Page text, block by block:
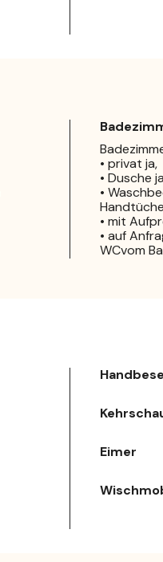
• privat ja,
• Dusche
•
• mit
• auf
WCvom
Eimer